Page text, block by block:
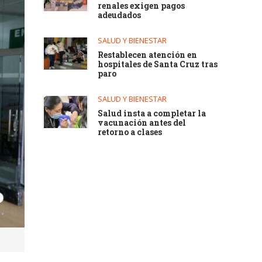
renales exigen pagos
adeudados
SALUD Y BIENESTAR
Restablecen atención en
hospitales de Santa Cruz tras
paro
SALUD Y BIENESTAR
Salud insta a completar la
vacunación antes del
retorno a clases